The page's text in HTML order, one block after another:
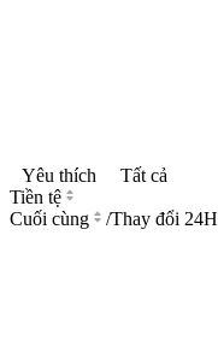
Yêu thích
Tất cả
Tiền tệ
Cuối cùng
/Thay đổi 24H